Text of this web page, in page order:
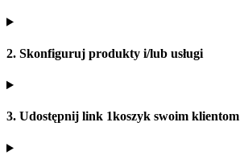
2. Skonfiguruj produkty i/lub usługi
3. Udostępnij link 1koszyk swoim klientom